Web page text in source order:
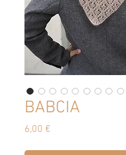
BABCIA
6,00 €